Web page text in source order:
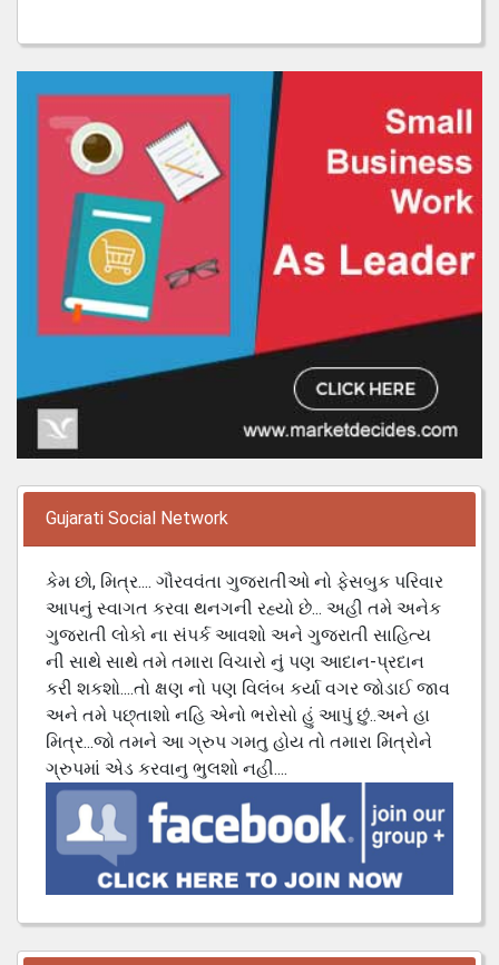
Gujarati Social Network
કેમ છો, મિત્ર.... ગૌરવવંતા ગુજરાતીઓ નો ફેસબુક પરિવાર
આપનું સ્વાગત કરવા થનગની રહ્યો છે... અહી તમે અનેક
ગુજરાતી લોકો ના સંપર્ક આવશો અને ગુજરાતી સાહિત્ય
ની સાથે સાથે તમે તમારા વિચારો નું પણ આદાન-પ્રદાન
કરી શકશો....તો ક્ષણ નો પણ વિલંબ કર્યા વગર જોડાઈ જાવ
અને તમે પછ્તાશો નહિ એનો ભરોસો હું આપું છું..અને હા
મિત્ર...જો તમને આ ગ્રુપ ગમતુ હોય તો તમારા મિત્રોને
ગ્રુપમાં એડ કરવાનુ ભુલશો નહી....